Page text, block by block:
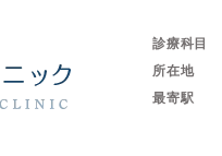
診療科目
所在地
最寄駅